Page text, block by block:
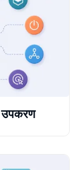
उपकरण